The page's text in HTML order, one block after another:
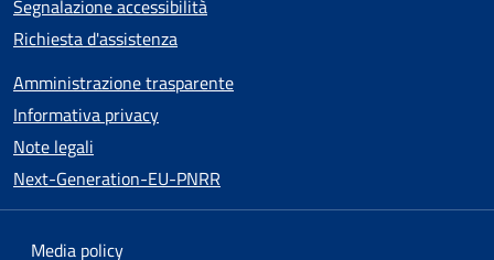
Segnalazione accessibilità
Richiesta d'assistenza
Amministrazione trasparente
Informativa privacy
Note legali
Next-Generation-EU-PNRR
Media policy